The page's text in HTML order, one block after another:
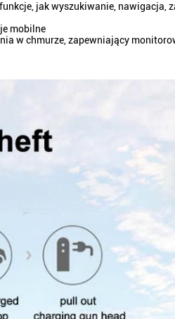
jak wyszukiwanie, nawigacja,
mobilne
w chmurze, zapewniający